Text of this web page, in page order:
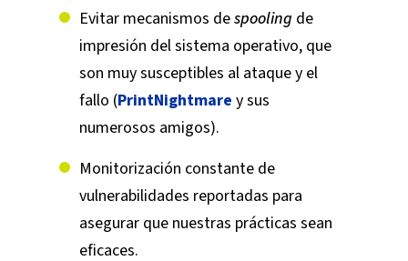
Evitar mecanismos despooling de
impresión del sistema operativo, que
son muy susceptibles al ataque y el
fallo (PrintNightmare y sus
numerosos amigos).
Monitorización constante de
vulnerabilidades reportadas para
asegurar que nuestras prácticas sean
eficaces.